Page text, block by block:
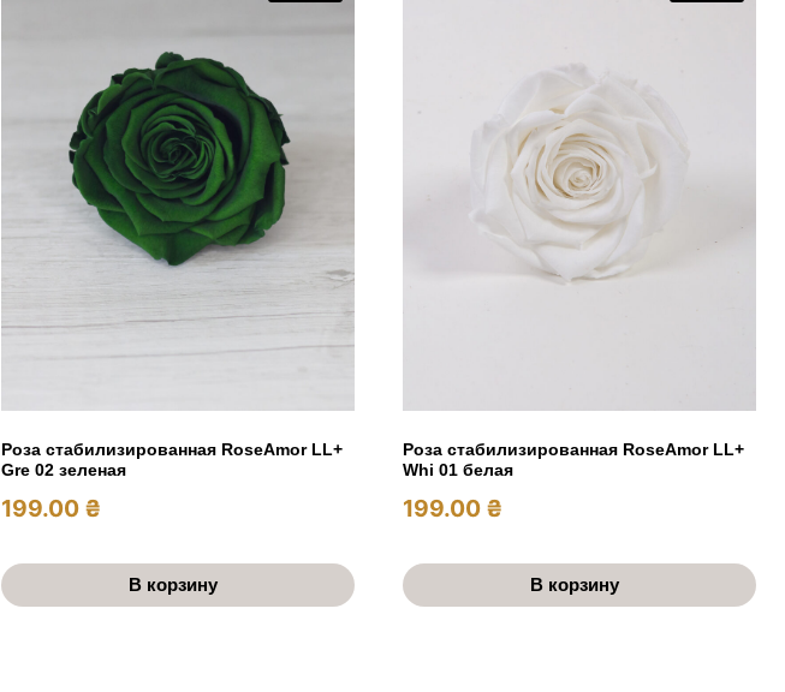
Роза стабилизированная RoseAmor LL+
Gre 02 зеленая
199.00 ₴
В корзину
Роза стабилизированная RoseAmor LL+
Whi 01 белая
199.00 ₴
В корзину